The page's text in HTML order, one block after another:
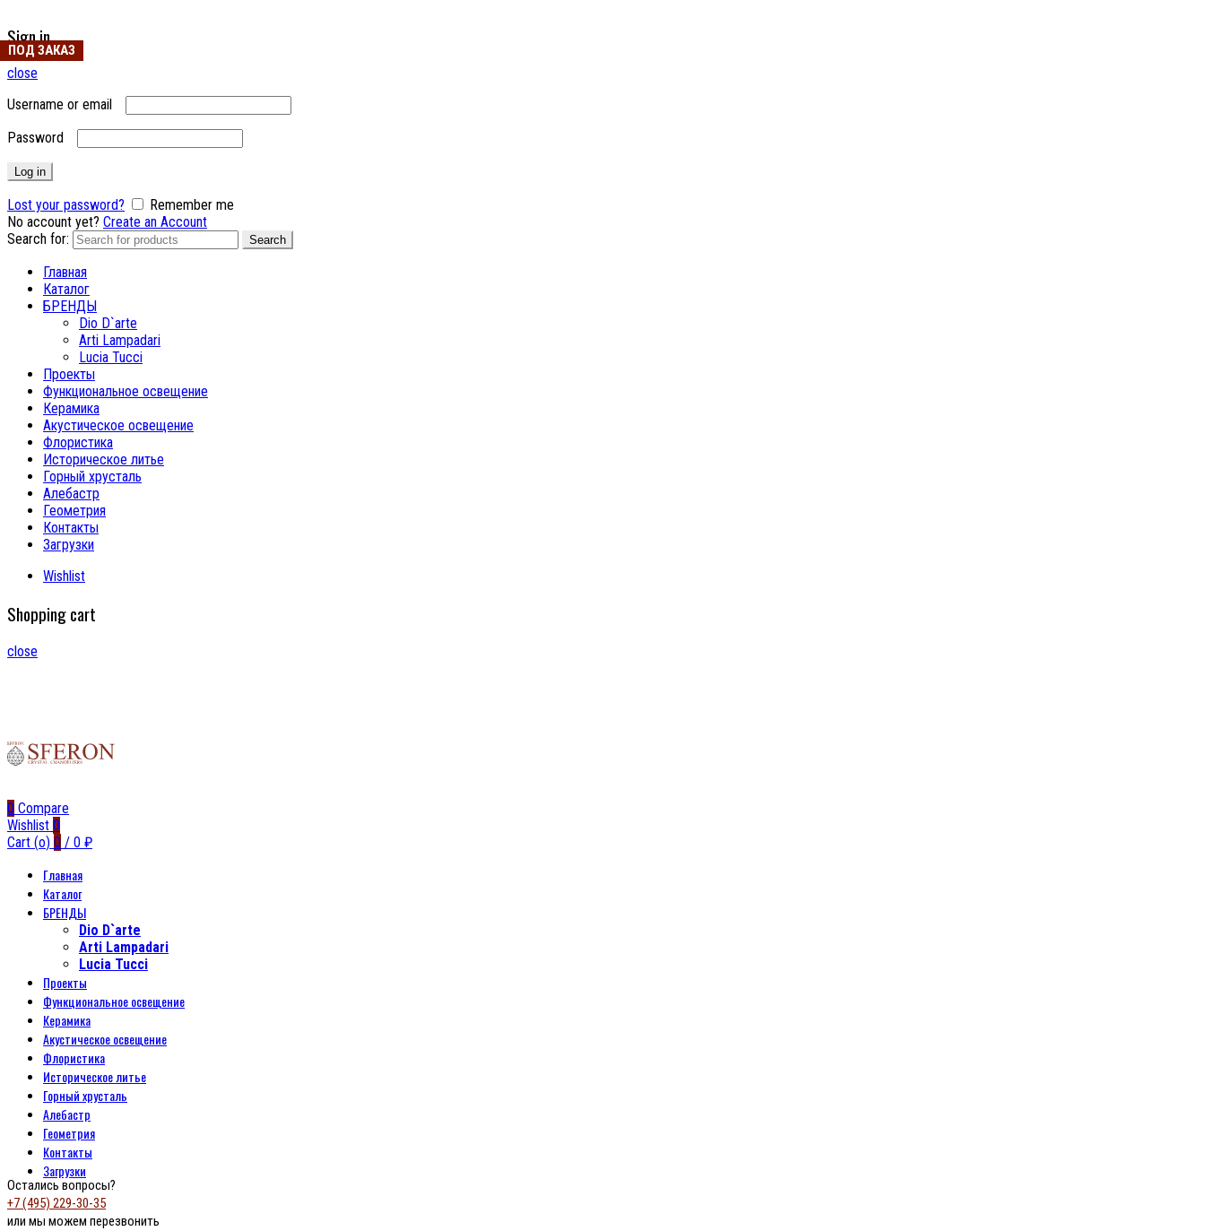
Sign in
close
Username or email
Password
Log in
Lost your password?
Remember me
No account yet? Create an Account
Search for:
Search
Главная
Каталог
БРЕНДЫ
Dio D`arte
Arti Lampadari
Lucia Tucci
Проекты
Функциональное освещение
Керамика
Акустическое освещение
Флористика
Историческое литье
Горный хрусталь
Алебастр
Геометрия
Контакты
Загрузки
Wishlist
Shopping cart
close
0 Compare
Wishlist 0
Cart (o) 0 / 0 ₽
Главная
Каталог
БРЕНДЫ
Dio D`arte
Arti Lampadari
Lucia Tucci
Проекты
Функциональное освещение
Керамика
Акустическое освещение
Флористика
Историческое литье
Горный хрусталь
Алебастр
Геометрия
Контакты
Загрузки
Остались вопросы?
+7 (495) 229-30-35
или мы можем перезвонить
ПОД ЗАКАЗ